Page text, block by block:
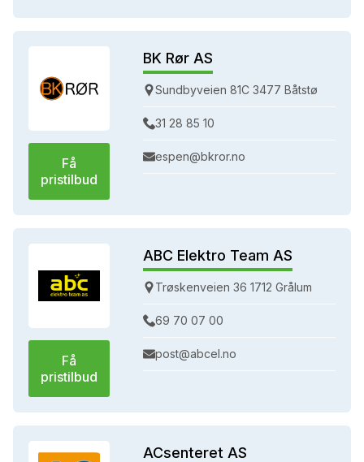
Få
pristilbud
BK Rør AS
Sundbyveien 81C 3477 Båtstø
31 28 85 10
espen@bkror.no
Få
pristilbud
ABC Elektro Team AS
Trøskenveien 36 1712 Grålum
69 70 07 00
post@abcel.no
ACsenteret AS